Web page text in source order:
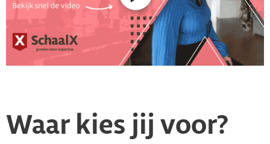
Waar kies jij voor?